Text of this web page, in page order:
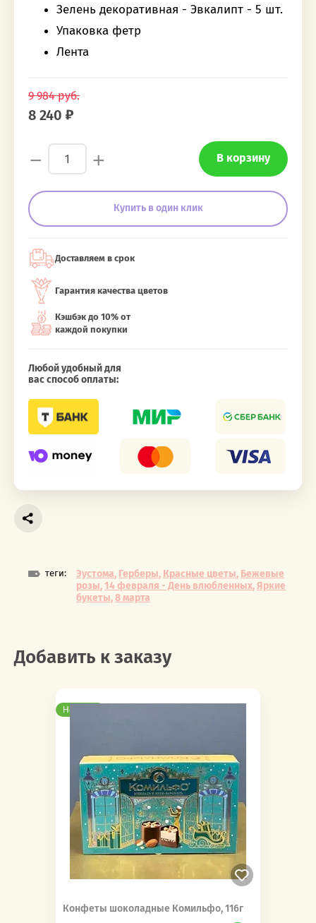
Зелень декоративная - Эвкалипт - 5 шт.
Упаковка фетр
Лента
9 984руб.
8 240
− + В корзину
Купить в один клик
Доставляем в срок
Гарантия качества цветов
Кэшбэк до 10% от
каждой покупки
Любой удобный для
вас способ оплаты:
теги: Эустома, Герберы, Красные цветы, Бежевые
розы,14 февраля - День влюбленных,Яркие
букеты,8 марта
Добавить к заказу
Новинка
Конфеты шоколадные Комильфо, 116г